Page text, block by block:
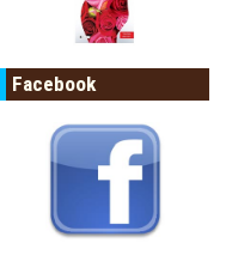
Facebook